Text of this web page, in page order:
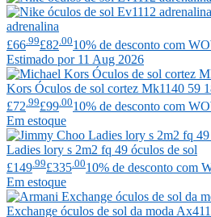
adrenalina
£66 .99£82 .0010% de desconto com
Estimado por 11 Aug 2026
Kors Óculos de sol cortez Mk1140 59
£72 .99£99 .0010% de desconto com
Em estoque
Ladies lory s 2m2 fq 49 óculos de sol
£149.99£335.0010% de desconto com
Em estoque
Exchange óculos de sol da moda